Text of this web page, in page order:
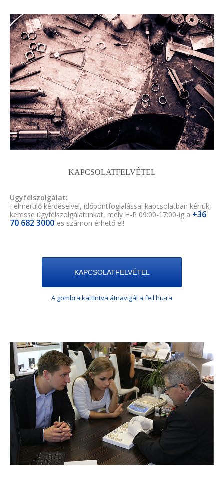
KAPCSOLATFELVÉTEL
Ügyfélszolgálat:
Felmerülő kérdéseivel, időpontfoglalással kapcsolatban kérjük,
keresse ügyfélszolgálatunkat, mely H-P 09:00-17:00-ig a +36
70 682 3000-es számon érhető el!
KAPCSOLATFELVÉTEL
A gombra kattintva átnavigál a feil.hu-ra